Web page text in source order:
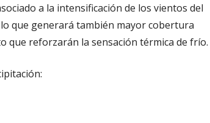
a la intensificación de los vientos del
que generará también mayor cobertura
que reforzarán la sensación térmica de frío.